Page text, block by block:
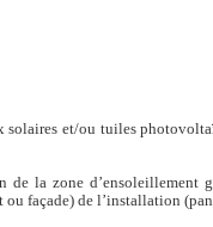
solaires et/ou tuiles
la zone d’ensoleillement
façade) de l’installation